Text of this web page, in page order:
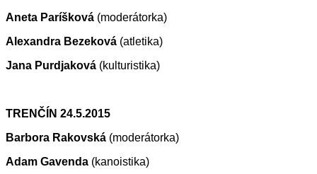
Aneta Paríšková (moderátorka)
Alexandra Bezeková (atletika)
Jana Purdjaková (kulturistika)
TRENČÍN 24.5.2015
Barbora Rakovská (moderátorka)
Adam Gavenda (kanoistika)